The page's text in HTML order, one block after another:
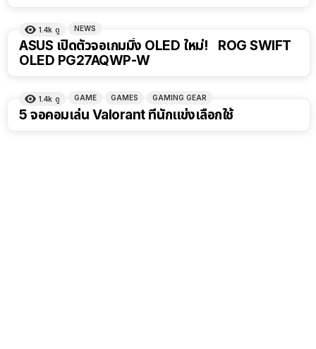
1.4k ดู NEWS
ASUS เปิดตัวจอเกมมิ่ง OLED ใหม่! ROG SWIFT
OLED PG27AQWP-W
1.4k ดู GAME GAMES GAMING GEAR
5 จอคอมเล่น Valorant ที่นักแข่งเลือกใช้